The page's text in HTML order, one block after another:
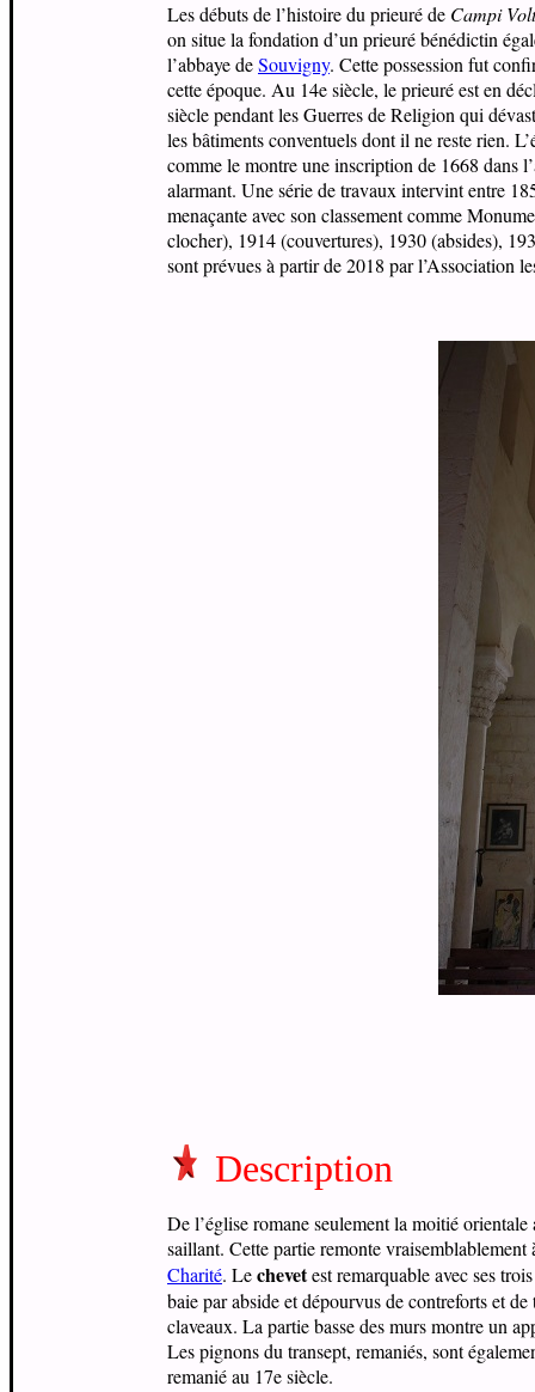
Les débuts de l’histoire du prieuré de Campi
on situe la fondation d’un prieuré bénédictin
l’abbaye deSouvigny. Cette possession fut
cette époque. Au 14e siècle, le prieuré est en
siècle pendant les Guerres de Religion qui
les bâtiments conventuels dont il ne reste rien.
comme le montre une inscription de 1668 dans
alarmant. Une série de travaux intervint entre
menaçante avec son classement comme
clocher), 1914 (couvertures), 1930 (absides),
sont prévues à partir de 2018 par l’Association
Description
De l’église romane seulement la moitié
saillant. Cette partie remonte
Charité. Lechevetest remarquable avec ses
baie par abside et dépourvus de contreforts et
claveaux. La partie basse des murs montre un
Les pignons du transept, remaniés, sont
remanié au 17e siècle.